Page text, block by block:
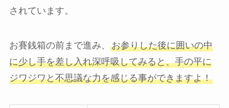
されています。
お賽銭箱の前まで進み、 お参りした後に囲いの中
に少し手を差し入れ深呼吸してみると、手の平に
ジワジワと不思議な力を感じる事ができますよ！